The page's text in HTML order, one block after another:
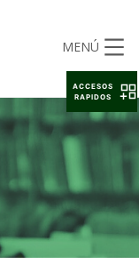
MENÚ
ACCESOS
RAPIDOS